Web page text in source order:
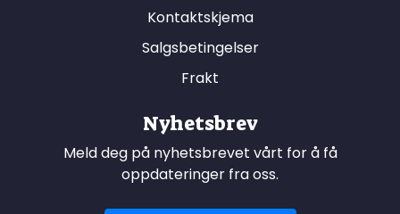
Kontaktskjema
Salgsbetingelser
Frakt
Nyhetsbrev
Meld deg på nyhetsbrevet vårt for å få
oppdateringer fra oss.